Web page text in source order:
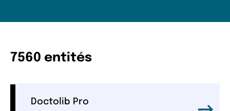
7560 entités
Doctolib Pro